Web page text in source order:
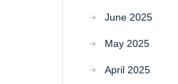
June 2025
May 2025
April 2025